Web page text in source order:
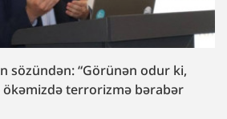
sözündən: “Görünən odur ki,
ökəmizdə terrorizmə bərabər